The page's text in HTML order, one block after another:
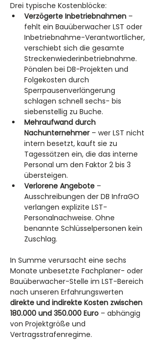
Drei typische Kostenblöcke:
Verzögerte Inbetriebnahmen –
fehlt ein Bauüberwacher LST oder
Inbetriebnahme-Verantwortlicher,
verschiebt sich die gesamte
Streckenwiederinbetriebnahme.
Pönalen bei DB-Projekten und
Folgekosten durch
Sperrpausenverlängerung
schlagen schnell sechs- bis
siebenstellig zu Buche.
Mehraufwand durch
Nachunternehmer – wer LST nicht
intern besetzt, kauft sie zu
Tagessätzen ein, die das interne
Personal um den Faktor 2 bis 3
übersteigen.
Verlorene Angebote –
Ausschreibungen der DB InfraGO
verlangen explizite LST-
Personalnachweise. Ohne
benannte Schlüsselpersonen kein
Zuschlag.
In Summe verursacht eine sechs
Monate unbesetzte Fachplaner- oder
Bauüberwacher-Stelle im LST-Bereich
nach unseren Erfahrungswerten
direkte und indirekte Kosten zwischen
180.000 und 350.000 Euro – abhängig
von Projektgröße und
Vertragsstrafenregime.